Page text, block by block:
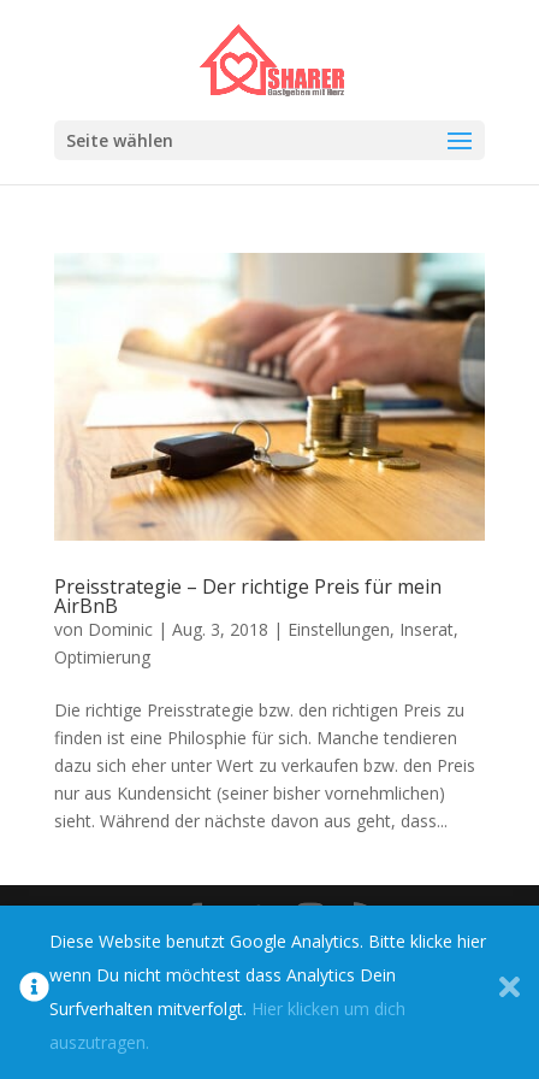
Seite wählen
Preisstrategie – Der richtige Preis für mein
AirBnB
von Dominic| Aug. 3, 2018 | Einstellungen, Inserat,
Optimierung
Die richtige Preisstrategie bzw. den richtigen Preis zu
finden ist eine Philosphie für sich. Manche tendieren
dazu sich eher unter Wert zu verkaufen bzw. den Preis
nur aus Kundensicht (seiner bisher vornehmlichen)
sieht. Während der nächste davon aus geht, dass...
Elegant Themes
WordPress
Diese Website benutzt Google Analytics. Bitte klicke hier
wenn Du nicht möchtest dass Analytics Dein
Surfverhalten mitverfolgt. Hier klicken um dich
auszutragen.